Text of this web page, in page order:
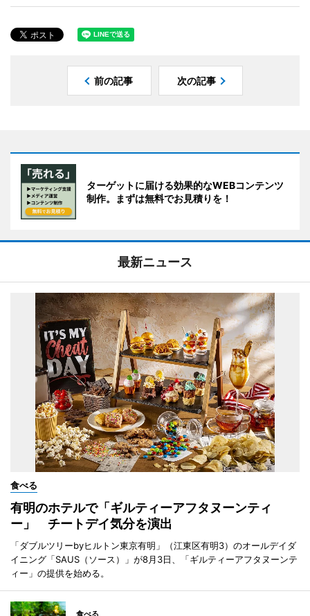
前の記事 次の記事
ターゲットに届ける効果的なWEBコンテンツ
制作。まずは無料でお見積りを！
最新ニュース
食べる
有明のホテルで「ギルティーアフタヌーンティ
ー」 チートデイ気分を演出
「ダブルツリーbyヒルトン東京有明」（江東区有明3）のオールデイダ
イニング「SAUS（ソース）」が8月3日、「ギルティーアフタヌーンテ
ィー」の提供を始める。
食べる